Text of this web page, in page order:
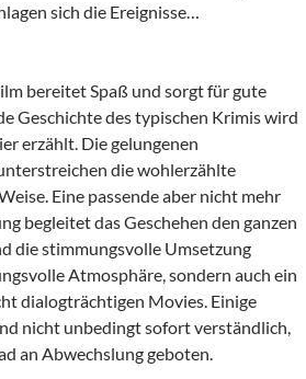
sich die Ereignisse…
bereitet Spaß und sorgt für gute
Geschichte des typischen Krimis wird
erzählt. Die gelungenen
die wohlerzählte
Eine passende aber nicht mehr
begleitet das Geschehen den ganzen
die stimmungsvolle Umsetzung
Atmosphäre, sondern auch ein
dialogträchtigen Movies. Einige
nicht unbedingt sofort verständlich,
an Abwechslung geboten.